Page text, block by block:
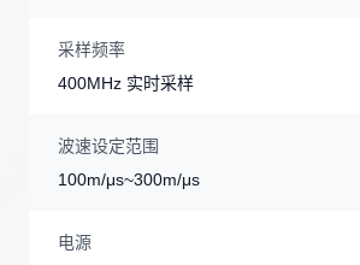
采样频率
400MHz 实时采样
波速设定范围
100m/μs~300m/μs
电源